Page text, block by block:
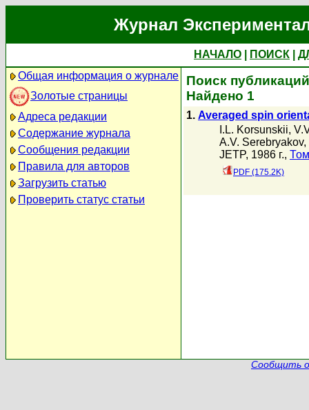
Журнал
НАЧАЛО ПОИСК
Общая информация о журнале
Золотые страницы
Адреса редакции
Содержание журнала
Сообщения редакции
Правила для авторов
Загрузить статью
Проверить статус статьи
Поиск
Найдено 1
1. Averaged spin
I.L. Korsunskii,
A.V. Serebryakov,
JETP, 1986 г.,
PDF (175.2K)
Сообщить о